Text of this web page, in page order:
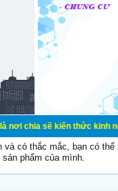
kiến thức kinh nghiệm
và có thắc mắc, bạn có
phẩm của mình.